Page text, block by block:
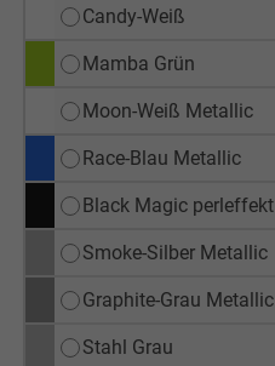
Candy-Weiß
Mamba Grün
Moon-Weiß Metallic
Race-Blau Metallic
Black Magic perleffekt
Smoke-Silber Metallic
Graphite-Grau Metallic
Stahl Grau